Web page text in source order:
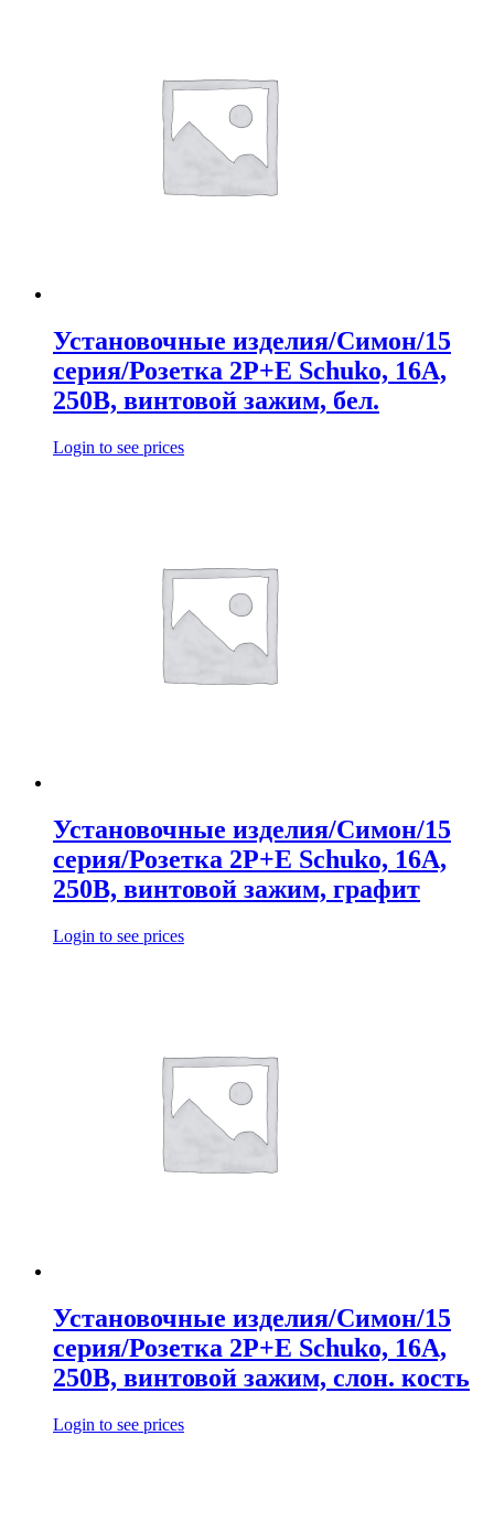
Установочные изделия/Симон/15
серия/Розетка 2Р+Е Schuko, 16А,
250В, винтовой зажим, бел.
Login to see prices
Установочные изделия/Симон/15
серия/Розетка 2Р+Е Schuko, 16А,
250В, винтовой зажим, графит
Login to see prices
Установочные изделия/Симон/15
серия/Розетка 2Р+Е Schuko, 16А,
250В, винтовой зажим, слон. кость
Login to see prices